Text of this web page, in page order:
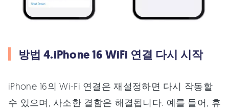
방법 4.iPhone 16 WiFi 연결 다시 시작
iPhone 16의 Wi-Fi 연결은 재설정하면 다시 작동할
수 있으며, 사소한 결함은 해결됩니다. 예를 들어, 휴